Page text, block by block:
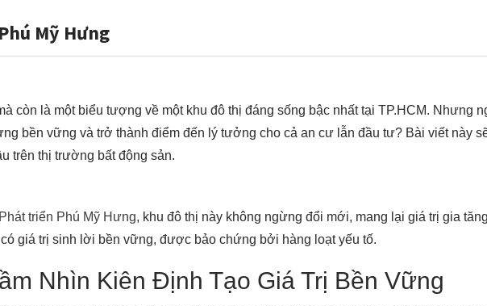
Mỹ Hưng
còn là một biểu tượng về một khu đô thị đáng sống bậc nhất tại TP.HCM. Nhưng
bền vững và trở thành điểm đến lý tưởng cho cả an cư lẫn đầu tư? Bài viết này
trên thị trường bất động sản.
triển Phú Mỹ Hưng, khu đô thị này không ngừng đổi mới, mang lại giá trị gia
giá trị sinh lời bền vững, được bảo chứng bởi hàng loạt yếu tố.
Nhìn Kiên Định Tạo Giá Trị Bền Vững